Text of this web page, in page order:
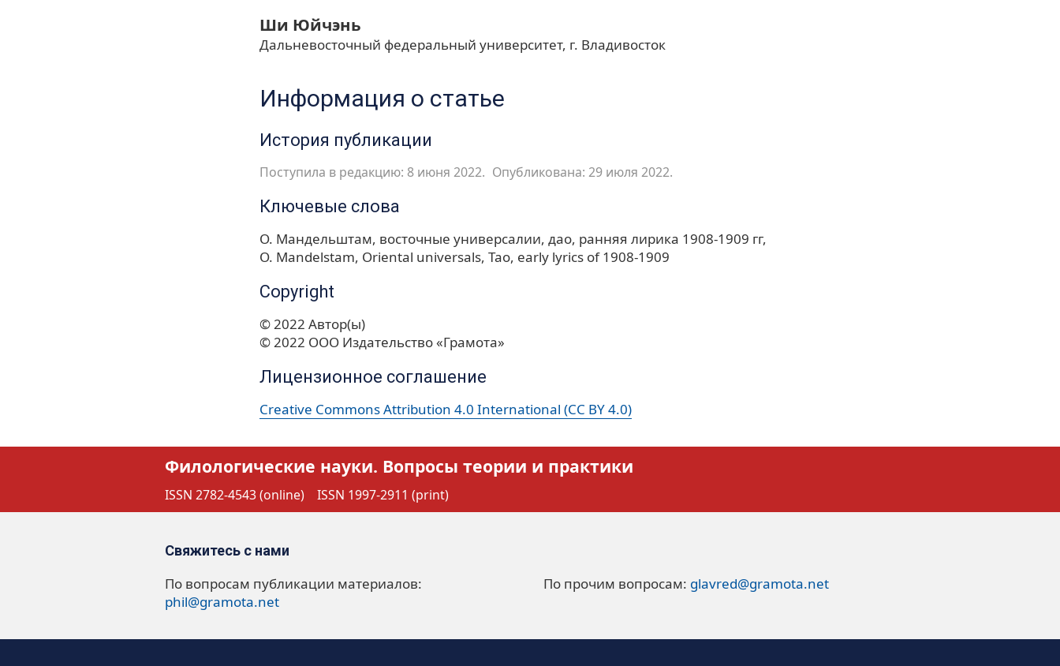
Ши Юйчэнь
Дальневосточный федеральный университет, г. Владивосток
Информация о статье
История публикации
Поступила в редакцию: 8 июня 2022. Опубликована: 29 июля 2022.
Ключевые слова
О. Мандельштам восточные универсалии дао ранняя лирика 1908-1909 гг
O. Mandelstam Oriental universals Tao early lyrics of 1908-1909
Copyright
© 2022 Автор(ы)
© 2022 ООО Издательство «Грамота»
Лицензионное соглашение
Creative Commons Attribution 4.0 International (CC BY 4.0)
Филологические науки. Вопросы теории и практики
ISSN 2782-4543 (online) ISSN 1997-2911 (print)
Свяжитесь с нами
По вопросам публикации материалов:
phil@gramota.net
По прочим вопросам: glavred@gramota.net